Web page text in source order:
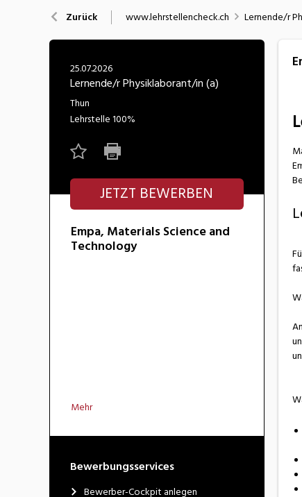
Nahrung
Wirtschaft/Verwaltung
Zurück www.lehrstellencheck.ch Lernende/r
25.07.2026
Lernende/r Physiklaborant/in (a)
Thun
Lehrstelle100%
JETZT BEWERBEN
Empa, Materials Science and
Technology
Mehr
Bewerbungsservices
Bewerber-Cockpit anlegen